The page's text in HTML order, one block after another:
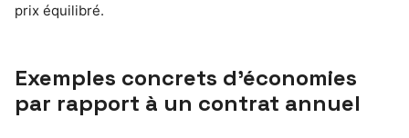
prix équilibré.
Exemples concrets d’économies
par rapport à un contrat annuel